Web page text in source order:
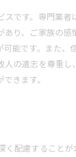
です。専門業
り、ご家族の
能です。また、
の遺志を尊重
きます。
配慮すること